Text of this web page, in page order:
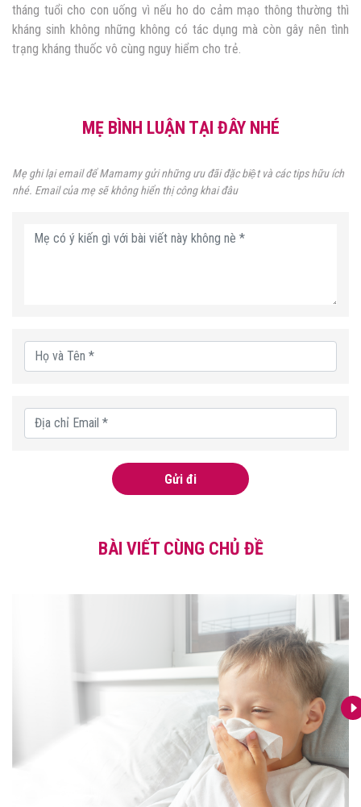
tháng tuổi cho con uống vì nếu ho do cảm mạo thông thường thì
kháng sinh không những không có tác dụng mà còn gây nên tình
trạng kháng thuốc vô cùng nguy hiểm cho trẻ.
MẸ BÌNH LUẬN TẠI ĐÂY NHÉ
Mẹ ghi lại email để Mamamy gửi những ưu đãi đặc biệt và các tips hữu ích
nhé. Email của mẹ sẽ không hiển thị công khai đâu
Gửi đi
BÀI VIẾT CÙNG CHỦ ĐỀ